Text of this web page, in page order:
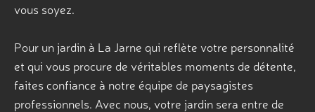
vous soyez.
Pour un jardin à La Jarne qui reflète votre personnalité
et qui vous procure de véritables moments de détente,
faites confiance à notre équipe de paysagistes
professionnels. Avec nous, votre jardin sera entre de